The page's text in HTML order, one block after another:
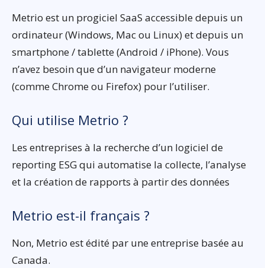
Metrio est un progiciel SaaS accessible depuis un
ordinateur (Windows, Mac ou Linux) et depuis un
smartphone / tablette (Android / iPhone). Vous
n’avez besoin que d’un navigateur moderne
(comme Chrome ou Firefox) pour l’utiliser.
Qui utilise Metrio ?
Les entreprises à la recherche d’un logiciel de
reporting ESG qui automatise la collecte, l’analyse
et la création de rapports à partir des données
Metrio est-il français ?
Non, Metrio est édité par une entreprise basée au
Canada.